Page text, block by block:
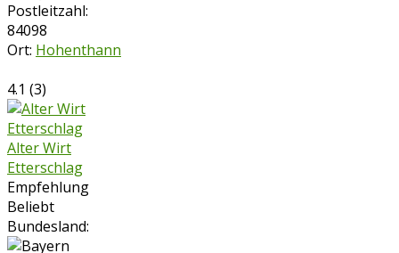
Postleitzahl:
84098
Ort: Hohenthann
4.1 (3)
Alter Wirt
Etterschlag
Empfehlung
Beliebt
Bundesland: